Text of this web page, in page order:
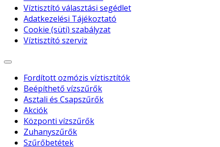
Víztisztító választási segédlet
Adatkezelési Tájékoztató
Cookie (süti) szabályzat
Víztisztító szerviz
Fordított ozmózis víztisztítók
Beépíthető vízszűrők
Asztali és Csapszűrők
Akciók
Központi vízszűrők
Zuhanyszűrők
Szűrőbetétek